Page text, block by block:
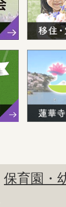
保育園・